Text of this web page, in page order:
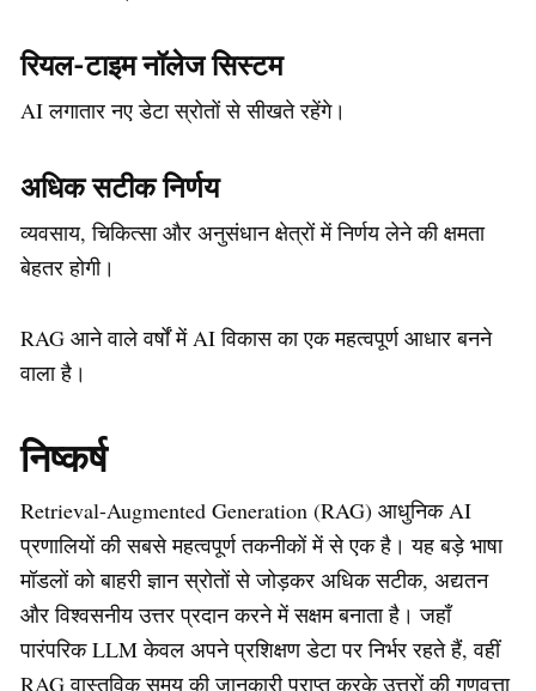
रियल-टाइम नॉलेज सिस्टम
AI लगातार नए डेटा स्रोतों से सीखते रहेंगे।
अधिक सटीक निर्णय
व्यवसाय, चिकित्सा और अनुसंधान क्षेत्रों में निर्णय लेने की क्षमता
बेहतर होगी।
RAG आने वाले वर्षों में AI विकास का एक महत्वपूर्ण आधार बनने
वाला है।
निष्कर्ष
Retrieval-Augmented Generation (RAG) आधुनिक AI
प्रणालियों की सबसे महत्वपूर्ण तकनीकों में से एक है। यह बड़े भाषा
मॉडलों को बाहरी ज्ञान स्रोतों से जोड़कर अधिक सटीक, अद्यतन
और विश्वसनीय उत्तर प्रदान करने में सक्षम बनाता है। जहाँ
पारंपरिक LLM केवल अपने प्रशिक्षण डेटा पर निर्भर रहते हैं, वहीं
RAG वास्तविक समय की जानकारी प्राप्त करके उत्तरों की गुणवत्ता